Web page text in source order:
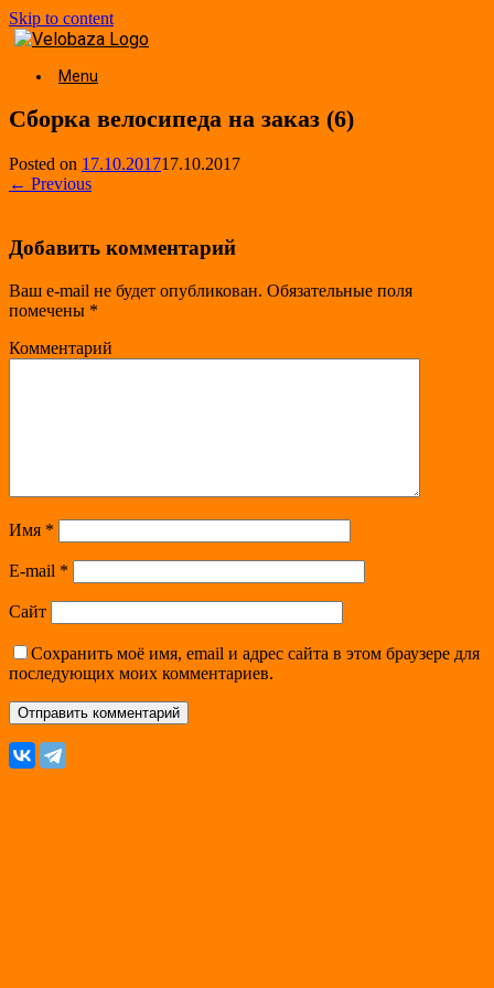
Skip to content
Menu
Сборка велосипеда на заказ (6)
Posted on 17.10.201717.10.2017
← Previous
Добавить комментарий
Ваш e-mail не будет опубликован. Обязательные поля
помечены *
Комментарий
Имя *
E-mail *
Сайт
Сохранить моё имя, email и адрес сайта в этом браузере для
последующих моих комментариев.